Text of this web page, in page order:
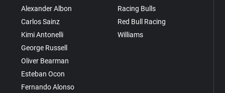
Alexander Albon
Carlos Sainz
Kimi Antonelli
George Russell
Oliver Bearman
Esteban Ocon
Fernando Alonso
Racing Bulls
Red Bull Racing
Williams